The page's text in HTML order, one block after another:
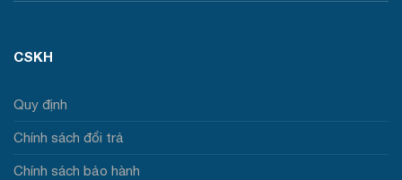
CSKH
Quy định
Chính sách đổi trả
Chính sách bảo hành